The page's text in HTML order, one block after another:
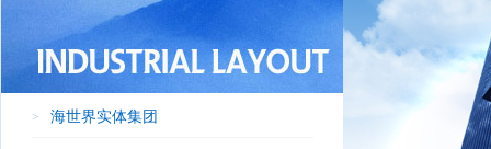
> 海世界实体集团